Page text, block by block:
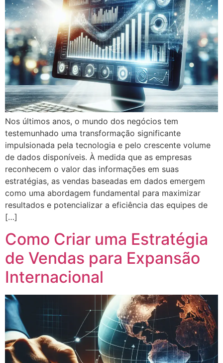
Nos últimos anos, o mundo dos negócios tem
testemunhado uma transformação significante
impulsionada pela tecnologia e pelo crescente volume
de dados disponíveis. À medida que as empresas
reconhecem o valor das informações em suas
estratégias, as vendas baseadas em dados emergem
como uma abordagem fundamental para maximizar
resultados e potencializar a eficiência das equipes de
[…]
Como Criar uma Estratégia
de Vendas para Expansão
Internacional